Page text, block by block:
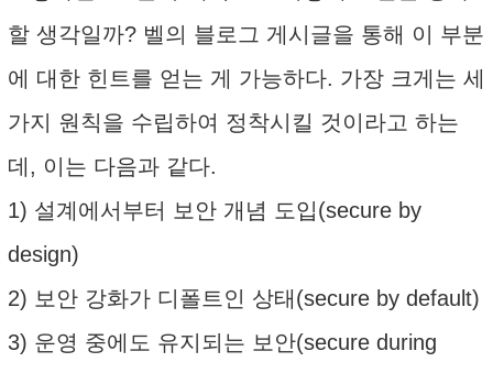
할 생각일까? 벨의 블로그 게시글을 통해 이 부분
에 대한 힌트를 얻는 게 가능하다. 가장 크게는 세
가지 원칙을 수립하여 정착시킬 것이라고 하는
데, 이는 다음과 같다.
1) 설계에서부터 보안 개념 도입(secure by
design)
2) 보안 강화가 디폴트인 상태(secure by default)
3) 운영 중에도 유지되는 보안(secure during